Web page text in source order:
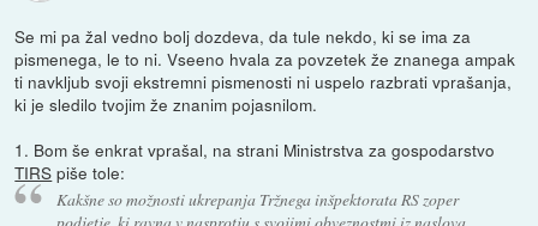
Se mi pa žal vedno bolj dozdeva, da tule nekdo, ki se ima za
pismenega, le to ni. Vseeno hvala za povzetek že znanega ampak
ti navkljub svoji ekstremni pismenosti ni uspelo razbrati vprašanja,
ki je sledilo tvojim že znanim pojasnilom.
1. Bom še enkrat vprašal, na strani Ministrstva za gospodarstvo
TIRS piše tole:
Kakšne so možnosti ukrepanja Tržnega inšpektorata RS zoper